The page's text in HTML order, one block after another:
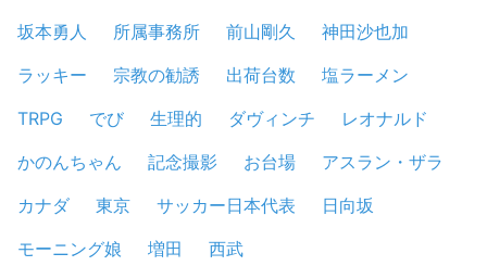
坂本勇人
所属事務所 前山剛久
神田沙也加
ラッキー
宗教の勧誘 出荷台数
塩ラーメン
TRPG
でび 生理的 ダヴィンチ
レオナルド
かのんちゃん
記念撮影 お台場
アスラン・ザラ
カナダ
東京 サッカー日本代表
日向坂
モーニング娘
増田 西武